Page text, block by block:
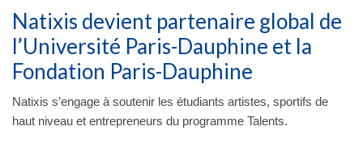
Natixis devient partenaire global de
l’Université Paris-Dauphine et la
Fondation Paris-Dauphine
Natixis s’engage à soutenir les étudiants artistes, sportifs de
haut niveau et entrepreneurs du programme Talents.